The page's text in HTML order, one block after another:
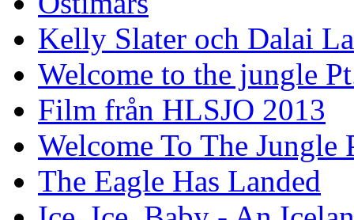
Kelly Slater och Dalai
Welcome to the jungle
Film från HLSJO 2013
Welcome To The Jungle
The Eagle Has Landed